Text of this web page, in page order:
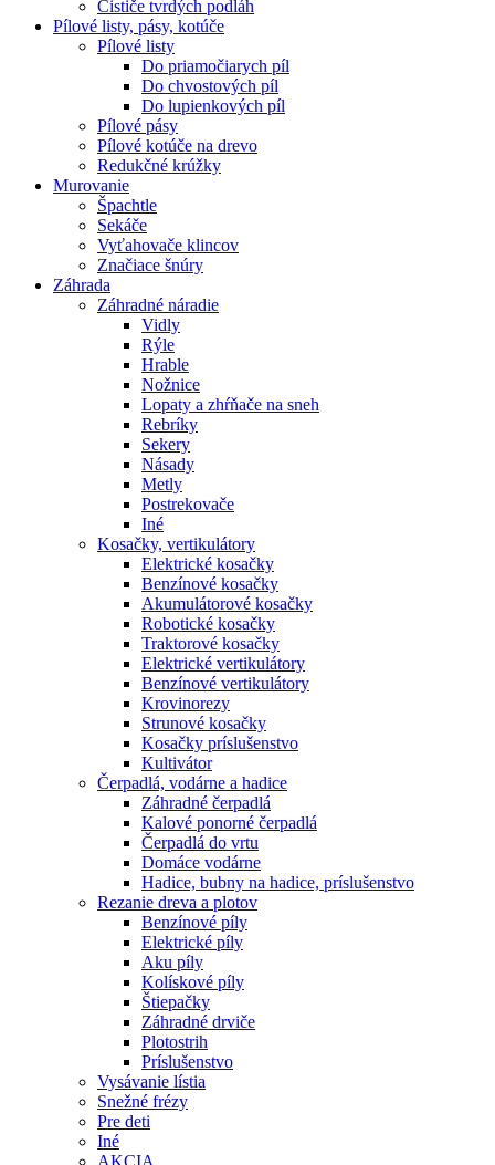
Čističe tvrdých podláh
Pílové listy, pásy, kotúče
Pílové listy
Do priamočiarych píl
Do chvostových píl
Do lupienkových píl
Pílové pásy
Pílové kotúče na drevo
Redukčné krúžky
Murovanie
Špachtle
Sekáče
Vyťahovače klincov
Značiace šnúry
Záhrada
Záhradné náradie
Vidly
Rýle
Hrable
Nožnice
Lopaty a zhŕňače na sneh
Rebríky
Sekery
Násady
Metly
Postrekovače
Iné
Kosačky, vertikulátory
Elektrické kosačky
Benzínové kosačky
Akumulátorové kosačky
Robotické kosačky
Traktorové kosačky
Elektrické vertikulátory
Benzínové vertikulátory
Krovinorezy
Strunové kosačky
Kosačky príslušenstvo
Kultivátor
Čerpadlá, vodárne a hadice
Záhradné čerpadlá
Kalové ponorné čerpadlá
Čerpadlá do vrtu
Domáce vodárne
Hadice, bubny na hadice, príslušenstvo
Rezanie dreva a plotov
Benzínové píly
Elektrické píly
Aku píly
Kolískové píly
Štiepačky
Záhradné drviče
Plotostrih
Príslušenstvo
Vysávanie lístia
Snežné frézy
Pre deti
Iné
AKCIA